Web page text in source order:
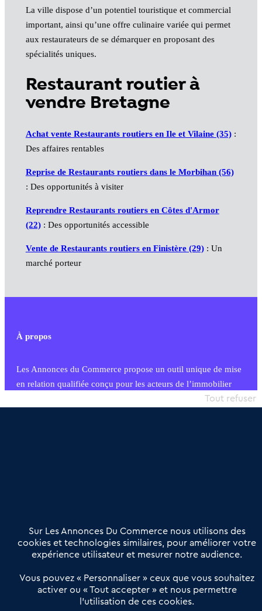
La ville dispose d’un potentiel touristique et commercial
important, ainsi qu’une offre culinaire variée qui permet
aux restaurateurs de se démarquer en proposant des
spécialités uniques.
Restaurant routier à
vendre Bretagne
Achat vente Restaurants routiers en Ile et Vilaine (35):
Des affaires rentables
Reprise de Restaurants routiers dans le Morbihan (56)
: Des opportunités à visiter
Reprendre Restaurants routiers en Côtes d'Armor
(22): Des opportunités accessible
Vente de Restaurants routiers en Finistère (29): Un
marché porteur
À propos
Les Annonces du Commerce propose un outil unique de mise
en relation qualifiée conçu pour les acteurs de l’immobilier
commercial et les collectivités territoriales, simple et intégrant
Offres Pro
Actualités
Qui sommes nous ?
Derniers articles
Réseau 3C : un partenaire national dédié aux transactions
Sur Les Annonces Du Commerce nous utilisons des
cookies et technologies similaires, pour améliorer votre
expérience utilisateur et mesurer notre audience.
Vous pouvez « Personnaliser » ceux que vous souhaitez
activer ou « Tout accepter » et nous permettre
l’utilisation de ces cookies.
Tout refuser